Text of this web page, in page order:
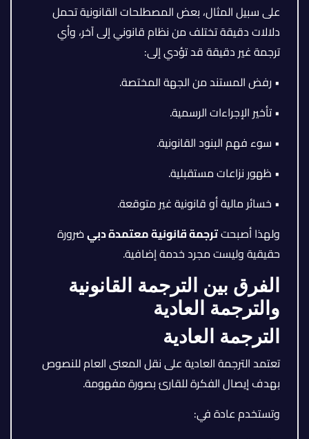
على سبيل المثال، بعض المصطلحات القانونية تحمل
دلالات دقيقة تختلف من نظام قانوني إلى آخر، وأي
ترجمة غير دقيقة قد تؤدي إلى:
• رفض المستند من الجهة المختصة.
• تأخير الإجراءات الرسمية.
• سوء فهم البنود القانونية.
• ظهور نزاعات مستقبلية.
• خسائر مالية أو قانونية غير متوقعة.
ولهذا أصبحتترجمة قانونية معتمدة دبيضرورة
حقيقية وليست مجرد خدمة إضافية.
الفرق بين الترجمة القانونية
والترجمة العادية
الترجمة العادية
تعتمد الترجمة العادية على نقل المعنى العام للنصوص
بهدف إيصال الفكرة للقارئ بصورة مفهومة.
وتستخدم عادة في: